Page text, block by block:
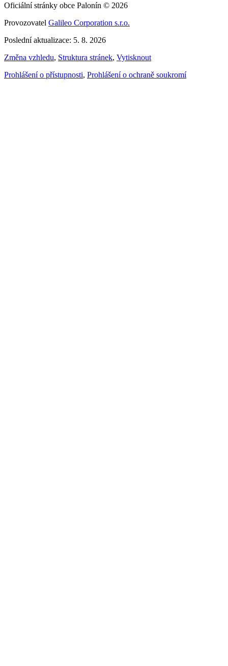
Oficiální stránky obce Palonín © 2026
Provozovatel Galileo Corporation s.r.o.
Poslední aktualizace: 5. 8. 2026
Změna vzhledu, Struktura stránek, Vytisknout
Prohlášení o přístupnosti, Prohlášení o ochraně soukromí